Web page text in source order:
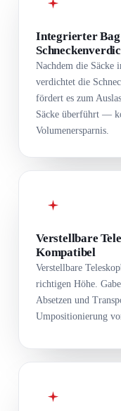
Integrierter
Nachdem die Säcke
verdichtet die
fördert es zum
Säcke überführt —
Volumenersparnis.
Verstellbare
Kompatibel
Verstellbare
richtigen Höhe.
Absetzen und
Umpositionierung